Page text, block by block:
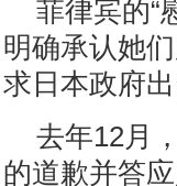
菲律宾的“
明确承认她
求日本政府出
去年12月
的道歉并答应